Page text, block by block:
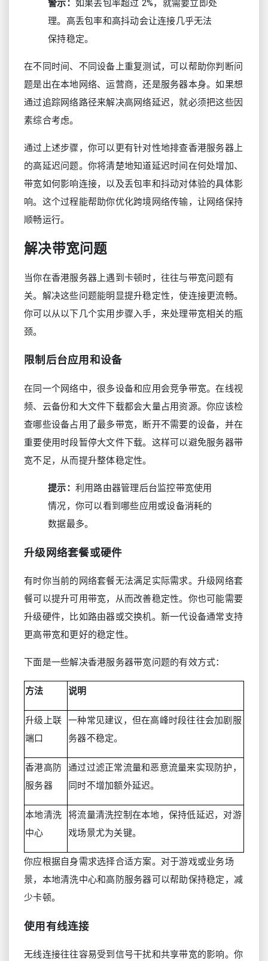
警示： 如果丢包率超过 2%，就需要立即处
理。高丢包率和高抖动会让连接几乎无法
保持稳定。
在不同时间、不同设备上重复测试，可以帮助你判断问
题是出在本地网络、运营商，还是服务器本身。如果想
通过追踪网络路径来解决高网络延迟，就必须把这些因
素综合考虑。
通过上述步骤，你可以更有针对性地排查香港服务器上
的高延迟问题。你将清楚地知道延迟时间在何处增加、
带宽如何影响连接，以及丢包率和抖动对体验的具体影
响。这个过程能帮助你优化跨境网络传输，让网络保持
顺畅运行。
解决带宽问题
当你在香港服务器上遇到卡顿时，往往与带宽问题有
关。解决这些问题能明显提升稳定性，使连接更流畅。
你可以从以下几个实用步骤入手，来处理带宽相关的瓶
颈。
限制后台应用和设备
在同一个网络中，很多设备和应用会竞争带宽。在线视
频、云备份和大文件下载都会大量占用资源。你应该检
查哪些设备占用了最多带宽，断开不需要的设备，并在
重要使用时段暂停大文件下载。这样可以避免服务器带
宽不足，从而提升整体稳定性。
提示： 利用路由器管理后台监控带宽使用
情况，你可以看到哪些应用或设备消耗的
数据最多。
升级网络套餐或硬件
有时你当前的网络套餐无法满足实际需求。升级网络套
餐可以提升可用带宽，从而改善稳定性。你也可能需要
升级硬件，比如路由器或交换机。新一代设备通常支持
更高带宽和更好的稳定性。
下面是一些解决香港服务器带宽问题的有效方式：
方法 说明
升级上联
端口
一种常见建议，但在高峰时段往往会加剧服
务器不稳定。
香港高防
服务器
通过过滤正常流量和恶意流量来实现防护，
同时不增加额外延迟。
本地清洗
中心
将流量清洗控制在本地，保持低延迟，对游
戏场景尤为关键。
你应根据自身需求选择合适方案。对于游戏或业务场
景，本地清洗中心和高防服务器可以帮助保持稳定，减
少卡顿。
使用有线连接
无线连接往往容易受到信号干扰和共享带宽的影响。你